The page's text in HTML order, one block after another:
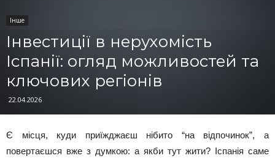
Інше
Інвестиції в нерухомість
Іспанії: огляд можливостей та
ключових регіонів
22.04.2026
Є місця, куди приїжджаєш нібито “на відпочинок”, а
повертаєшся вже з думкою: а якби тут жити? Іспанія саме